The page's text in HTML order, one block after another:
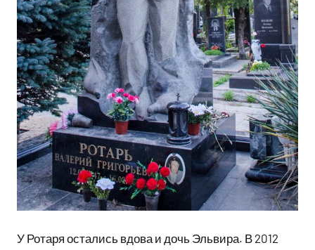
У Ротаря остались вдова и дочь Эльвира. В 2012